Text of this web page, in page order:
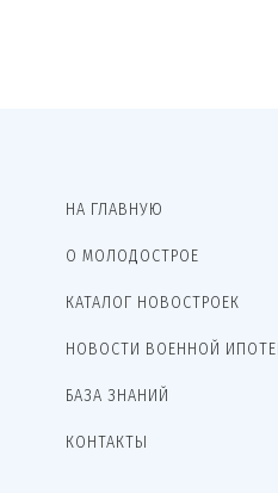
НА ГЛАВНУЮ
О МОЛОДОСТРОЕ
КАТАЛОГ НОВОСТРОЕК
НОВОСТИ ВОЕННОЙ
БАЗА ЗНАНИЙ
КОНТАКТЫ